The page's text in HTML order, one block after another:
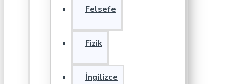
Felsefe
Fizik
İngilizce